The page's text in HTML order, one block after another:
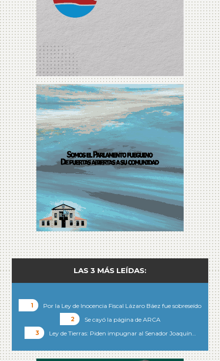
LAS 3 MÁS LEÍDAS:
Por la Ley de Inocencia Fiscal Lázaro Báez fue sobreseído
Se cayó la página de ARCA
Ley de Tierras: Piden impugnar al Senador Joaquín…